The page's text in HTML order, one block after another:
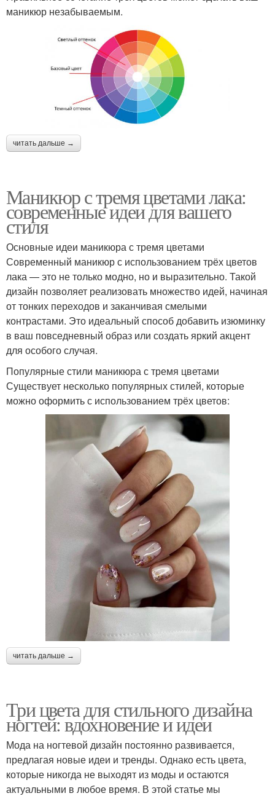
маникюр незабываемым.
читать дальше →
Маникюр с тремя цветами лака:
современные идеи для вашего
стиля
Основные идеи маникюра с тремя цветами
Современный маникюр с использованием трёх цветов
лака — это не только модно, но и выразительно. Такой
дизайн позволяет реализовать множество идей, начиная
от тонких переходов и заканчивая смелыми
контрастами. Это идеальный способ добавить изюминку
в ваш повседневный образ или создать яркий акцент
для особого случая.
Популярные стили маникюра с тремя цветами
Существует несколько популярных стилей, которые
можно оформить с использованием трёх цветов:
читать дальше →
Три цвета для стильного дизайна
ногтей: вдохновение и идеи
Мода на ногтевой дизайн постоянно развивается,
предлагая новые идеи и тренды. Однако есть цвета,
которые никогда не выходят из моды и остаются
актуальными в любое время. В этой статье мы